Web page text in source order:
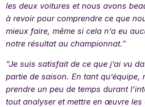
les deux voitures et nous avons
à revoir pour comprendre ce que
mieux faire, même si cela n’a eu
notre résultat au championnat.”
“Je suis satisfait de ce que j’ai vu
partie de saison. En tant qu’équipe,
prendre un peu de temps durant
tout analyser et mettre en œuvre les